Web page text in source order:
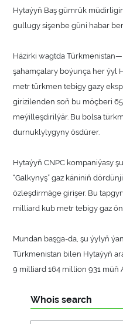
Hytaýyň Baş gümrük
gullugy sişenbe güni habar
Häzirki wagtda
şahamçalary boýunça her ýyl
metr türkmen tebigy gazy
girizilenden soň bu möçberi
meýilleşdirilýär. Bu bolsa
durnuklylygyny ösdürer.
Hytaýyň CNPC kompaniýasy
“Galkynyş” gaz käniniň
özleşdirmäge girişer. Bu
milliard kub metr tebigy gaz
Mundan başga-da, şu ýylyň
Türkmenistan bilen Hytaýyň
9 milliard 164 million 931 müň
Whois search